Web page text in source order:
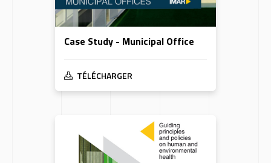
Case Study - Municipal Office
TÉLÉCHARGER